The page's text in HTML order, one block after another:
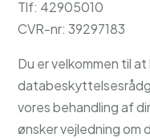
Tlf: 42905010
CVR-nr: 39297183
Du er velkommen til
vores behandling af
ønsker vejledning om